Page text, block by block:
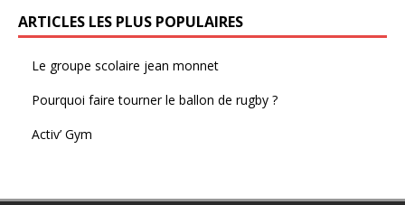
ARTICLES LES PLUS POPULAIRES
Le groupe scolaire jean monnet
Pourquoi faire tourner le ballon de rugby ?
Activ’ Gym